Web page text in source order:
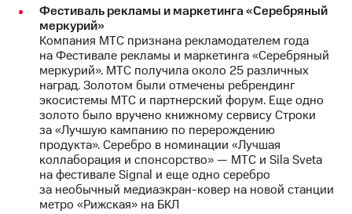
регионе
и акционерам
Корпоративное
управление
Корпоративный
секретарь
Раскрытие
информации
Информация
акционерам
Документы
ПАО
Фестиваль рекламы и маркетинга «Серебряный
меркурий»
Компания МТС признана рекламодателем года
на Фестивале рекламы и маркетинга «Серебряный
меркурий». МТС получила около 25 различных
наград. Золотом были отмечены ребрендинг
экосистемы МТС и партнерский форум. Еще одно
золото было вручено книжному сервису Строки
за «Лучшую кампанию по перерождению
продукта». Серебро в номинации «Лучшая
коллаборация и спонсорство» — МТС и Sila Sveta
на фестивале Signal и еще одно серебро
за необычный медиаэкран-ковер на новой станции
метро «Рижская» на БКЛ